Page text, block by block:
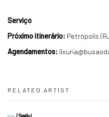
Serviço
Próximo itinerário: Petrópolis
Agendamentos:
RELATED ARTIST